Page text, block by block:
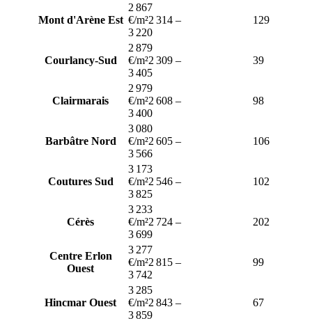
Mont d'Arène Est
2 867
€/m²2 314 –
3 220
129
Courlancy-Sud
2 879
€/m²2 309 –
3 405
39
Clairmarais
2 979
€/m²2 608 –
3 400
98
Barbâtre Nord
3 080
€/m²2 605 –
3 566
106
Coutures Sud
3 173
€/m²2 546 –
3 825
102
Cérès
3 233
€/m²2 724 –
3 699
202
Centre Erlon
Ouest
3 277
€/m²2 815 –
3 742
99
Hincmar Ouest
3 285
€/m²2 843 –
3 859
67